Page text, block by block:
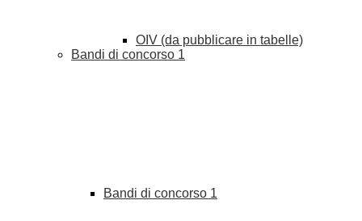
OIV (da pubblicare in tabelle)
Bandi di concorso 1
Bandi di concorso 1